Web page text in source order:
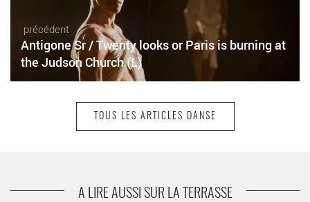
précédent
Antigone Sr / Twenty looks or Paris is burning at
the Judson Church (L)
Rentrée chargée à la Briqueterie
TOUS LES ARTICLES DANSE
A LIRE AUSSI SUR LA TERRASSE